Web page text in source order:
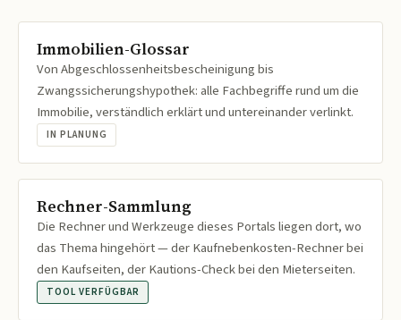
Immobilien-Glossar
Von Abgeschlossenheitsbescheinigung bis
Zwangssicherungshypothek: alle Fachbegriffe rund um die
Immobilie, verständlich erklärt und untereinander verlinkt.
IN PLANUNG
Rechner-Sammlung
Die Rechner und Werkzeuge dieses Portals liegen dort, wo
das Thema hingehört — der Kaufnebenkosten-Rechner bei
den Kaufseiten, der Kautions-Check bei den Mieterseiten.
TOOL VERFÜGBAR